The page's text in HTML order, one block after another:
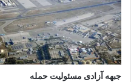
جبهه آزادی مسئولیت حمله